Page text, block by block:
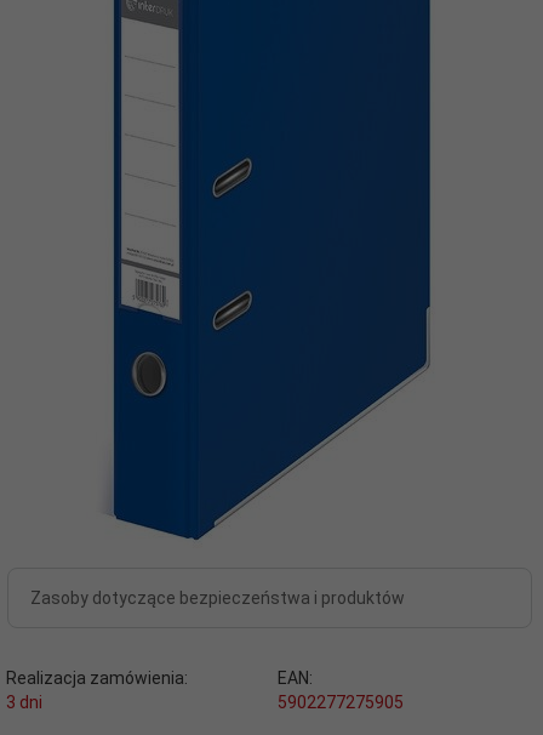
Zasoby dotyczące bezpieczeństwa i produktów
Realizacja zamówienia:
3 dni
EAN:
5902277275905